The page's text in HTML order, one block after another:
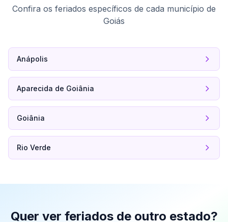
Confira os feriados específicos de cada município de
Goiás
Anápolis
Aparecida de Goiânia
Goiânia
Rio Verde
Quer ver feriados de outro estado?